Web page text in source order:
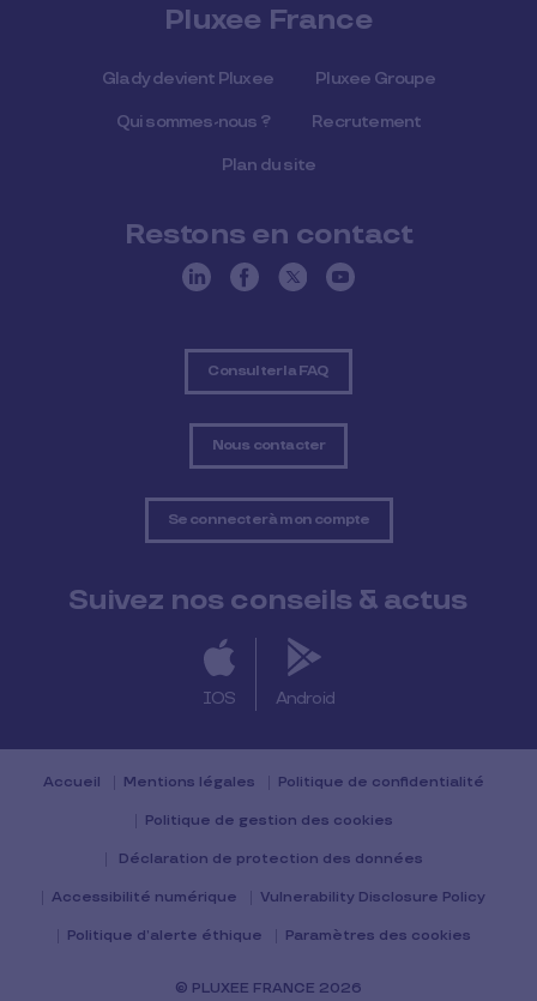
Pluxee France
Glady devient Pluxee Pluxee Groupe
Qui sommes-nous ? Recrutement
Plan du site
Restons en contact
Consulter la FAQ
Nous contacter
Se connecter à mon compte
Suivez nos conseils & actus
IOS Android
Accueil Mentions légales Politique de confidentialité
Politique de gestion des cookies
Déclaration de protection des données
Accessibilité numérique Vulnerability Disclosure Policy
Politique d’alerte éthique Paramètres des cookies
© PLUXEE FRANCE 2026